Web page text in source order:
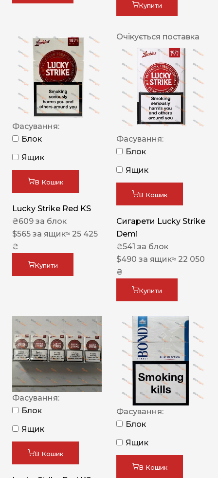
Купити
Фасування:
Блок
Ящик
В Кошик
Lucky Strike Red KS
₴609 за блок
$565 за ящик≈ 25 425
₴
Купити
Очікується поставка
Фасування:
Блок
Ящик
В Кошик
Сигарети Lucky Strike
Demi
₴541 за блок
$490 за ящик≈ 22 050
₴
Купити
Фасування:
Блок
Ящик
В Кошик
Фасування:
Блок
Ящик
В Кошик